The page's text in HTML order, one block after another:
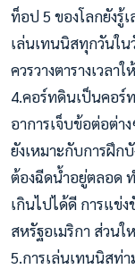
ท็อป 5 ของโลกยังรู้
เล่นเทนนิสทุกวันใน
ควรวางตารางเวล
4.คอร์ทดินเป็นคอร์
อาการเจ็บข้อต่อต่
ยังเหมาะกับการฝึ
ต้องฉีดน้ำอยู่ตลอด
เกินไปได้ดี การแข่
สหรัฐอเมริกา ส่วน
5.การเล่นเทนนิสท่